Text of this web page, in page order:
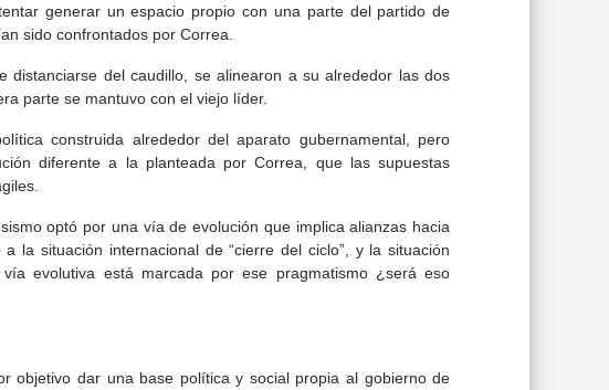
generar un espacio propio con una parte del partido de
sido confrontados por Correa.
distanciarse del caudillo, se alinearon a su alrededor las dos
parte se mantuvo con el viejo líder.
construida alrededor del aparato gubernamental, pero
diferente a la planteada por Correa, que las supuestas
optó por una vía de evolución que implica alianzas hacia
la situación internacional de “cierre del ciclo”, y la situación
evolutiva está marcada por ese pragmatismo ¿será eso
objetivo dar una base política y social propia al gobierno de